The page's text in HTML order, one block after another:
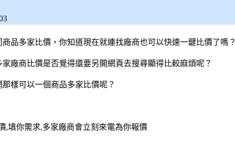
品多家比價，你知道現在就連找廠商也可以快速一鍵比價了嗎？
廠商比價是否覺得還要另開網頁去搜尋顯得比較麻煩呢？
樣可以一個商品多家比價呢？
,填你需求,多家廠商會立刻來電為你報價